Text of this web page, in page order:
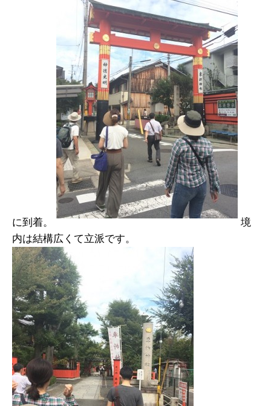
に到着。
境
内は結構広くて立派です。